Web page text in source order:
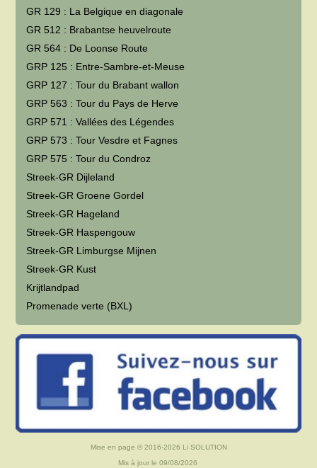
GR 129 : La Belgique en diagonale
GR 512 : Brabantse heuvelroute
GR 564 : De Loonse Route
GRP 125 : Entre-Sambre-et-Meuse
GRP 127 : Tour du Brabant wallon
GRP 563 : Tour du Pays de Herve
GRP 571 : Vallées des Légendes
GRP 573 : Tour Vesdre et Fagnes
GRP 575 : Tour du Condroz
Streek-GR Dijleland
Streek-GR Groene Gordel
Streek-GR Hageland
Streek-GR Haspengouw
Streek-GR Limburgse Mijnen
Streek-GR Kust
Krijtlandpad
Promenade verte (BXL)
Mise en page © 2016-2026 Li SOLUTION
Mis à jour le 09/08/2026